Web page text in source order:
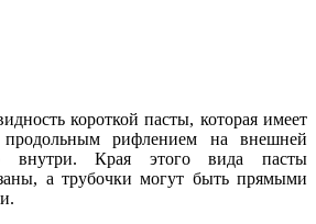
короткой пасты, которая имеет
рифлением на внешней
внутри. Края этого вида пасты
а трубочки могут быть прямыми